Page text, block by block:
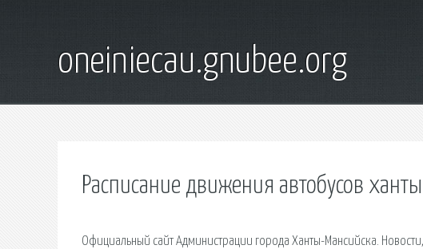
oneiniecau.gnubee.org
Расписание движения автобусов
Официальный сайт Администрации города Ханты-Мансийска.